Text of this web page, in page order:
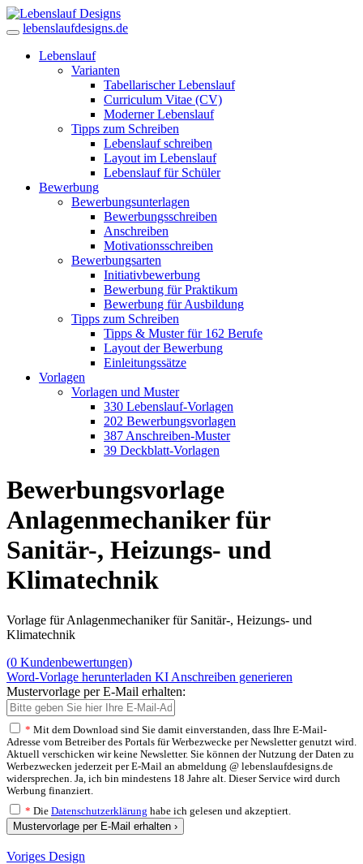
lebenslaufdesigns.de
Lebenslauf
Varianten
Tabellarischer Lebenslauf
Curriculum Vitae (CV)
Moderner Lebenslauf
Tipps zum Schreiben
Lebenslauf schreiben
Layout im Lebenslauf
Lebenslauf für Schüler
Bewerbung
Bewerbungsunterlagen
Bewerbungsschreiben
Anschreiben
Motivationsschreiben
Bewerbungsarten
Initiativbewerbung
Bewerbung für Praktikum
Bewerbung für Ausbildung
Tipps zum Schreiben
Tipps & Muster für 162 Berufe
Layout der Bewerbung
Einleitungssätze
Vorlagen
Vorlagen und Muster
330 Lebenslauf-Vorlagen
202 Bewerbungsvorlagen
387 Anschreiben-Muster
39 Deckblatt-Vorlagen
Bewerbungsvorlage
Anlagenmechaniker für
Sanitär-, Heizungs- und
Klimatechnik
Vorlage für Anlagenmechaniker für Sanitär-, Heizungs- und
Klimatechnik
(0 Kundenbewertungen)
Word-Vorlage herunterladen KI Anschreiben generieren
Mustervorlage per E-Mail erhalten:
* Mit dem Download sind Sie damit einverstanden, dass Ihre E-Mail-
Adresse vom Betreiber des Portals für Werbezwecke per Newsletter genutzt wird.
Aktuell verschicken wir keine Newsletter. Sie können der Nutzung der Daten zu
Werbezwecken jederzeit per E-Mail an abmeldung @ lebenslaufdesigns.de
widersprechen. Ja, ich bin mindestens 18 Jahre alt. Dieser Service wird durch
Werbung finanziert.
* Die Datenschutzerklärung habe ich gelesen und akzeptiert.
Mustervorlage per E-Mail erhalten ›
Voriges Design